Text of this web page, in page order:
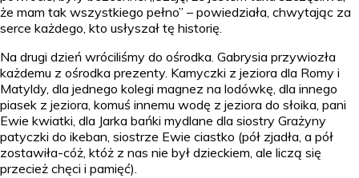
że mam tak wszystkiego pełno” – powiedziała, chwytając za
serce każdego, kto usłyszał tę historię.
Na drugi dzień wróciliśmy do ośrodka. Gabrysia przywiozła
każdemu z ośrodka prezenty. Kamyczki z jeziora dla Romy i
Matyldy, dla jednego kolegi magnez na lodówkę, dla innego
piasek z jeziora, komuś innemu wodę z jeziora do słoika, pani
Ewie kwiatki, dla Jarka bańki mydlane dla siostry Grażyny
patyczki do ikeban, siostrze Ewie ciastko (pół zjadła, a pół
zostawiła-cóż, któż z nas nie był dzieckiem, ale liczą się
przecież chęci i pamięć).